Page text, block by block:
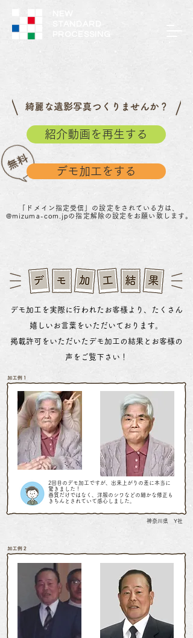
PROCESSING
紹介動画を再生する
デモ加工をする
「ドメイン指定受信」の設定をされている方は、
@mizuma-com.jpの指定解除の設定をお願い致します。
デモ加工を実際に行われたお客様より、たくさん
嬉しいお言葉をいただいております。
掲載許可をいただいたデモ加工の結果とお客様の
声をご覧下さい！
神奈川県 Y社
2回目のデモ加工ですが、出来上がりの差に本当に
驚きました！
画質だけではなく、洋服のシワなどの細かな修正も
きちんとされていて感心しました。